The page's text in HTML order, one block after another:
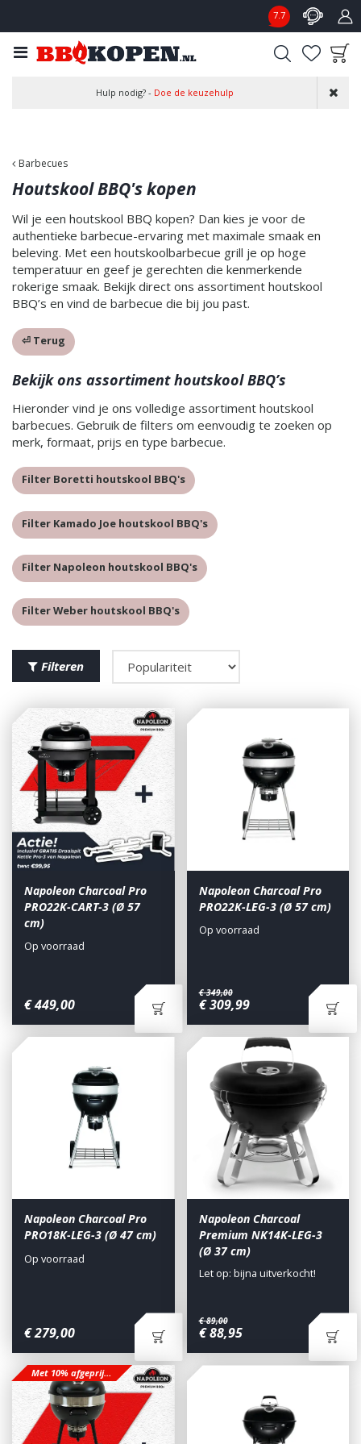
Barbecues
7.7
aan wensenlijst
Hulp nodig? - Doe de keuzehulp
Houtskool BBQ's kopen
Wil je een houtskool BBQ kopen? Dan kies je voor de
authentieke barbecue-ervaring met maximale smaak en
beleving. Met een houtskoolbarbecue grill je op hoge
temperatuur en geef je gerechten die kenmerkende
rokerige smaak. Bekijk direct ons assortiment houtskool
BBQ’s en vind de barbecue die bij jou past.
⏎ Terug
Bekijk ons assortiment houtskool BBQ’s
Hieronder vind je ons volledige assortiment houtskool
barbecues. Gebruik de filters om eenvoudig te zoeken op
merk, formaat, prijs en type barbecue.
Filter Boretti houtskool BBQ's
Filter Kamado Joe houtskool BBQ's
Filter Napoleon houtskool BBQ's
Filter Weber houtskool BBQ's
Filteren
Napoleon Charcoal Pro
PRO22K-CART-3 (Ø 57
cm)
€449,00
Op voorraad
Napoleon Charcoal Pro
PRO22K-LEG-3 (Ø 57 cm)
€ 349,00
€ 309,99
Op voorraad
Napoleon Charcoal Pro
PRO18K-LEG-3 (Ø 47 cm)
€279,00
Op voorraad
Napoleon Charcoal
Premium NK14K-LEG-3
(Ø 37 cm)
€ 89,00
€ 88,95
Let op: bijna uitverkocht!
Met 10% afgeprijsd